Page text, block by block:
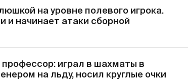
на уровне полевого игрока.
и начинает атаки сборной
играл в шахматы в
на льду, носил круглые очки